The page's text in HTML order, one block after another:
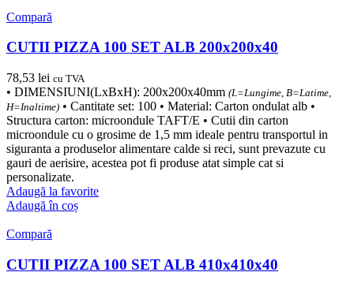
Compară
CUTII PIZZA 100 SET ALB 200x200x40
78,53 lei cu TVA
• DIMENSIUNI(LxBxH): 200x200x40mm (L=Lungime, B=Latime,
H=Inaltime) • Cantitate set: 100 • Material: Carton ondulat alb •
Structura carton: microondule TAFT/E • Cutii din carton
microondule cu o grosime de 1,5 mm ideale pentru transportul in
siguranta a produselor alimentare calde si reci, sunt prevazute cu
gauri de aerisire, acestea pot fi produse atat simple cat si
personalizate.
Adaugă la favorite
Adaugă în coș
Compară
CUTII PIZZA 100 SET ALB 410x410x40